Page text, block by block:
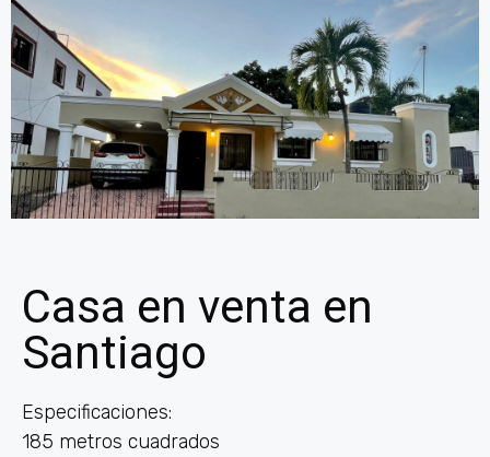
Casa en venta en
Santiago
Especificaciones:
185 metros cuadrados